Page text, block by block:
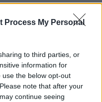
Process My Personal
to third parties, or
information for
the below opt-out
note that after your
continue seeing
daļa, un
jāiedabū podiņā. Tā
nevajag lieki kustināt,
puķu poda vai arī
speciāliste. Un